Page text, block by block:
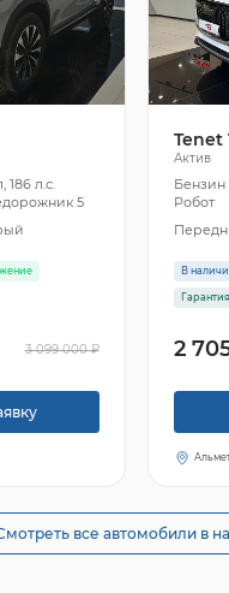
186 л.с.
5
3 099 000 ₽
Tenet
Актив
Бензин
Робот
В
Гарантия
2
все автомобили в